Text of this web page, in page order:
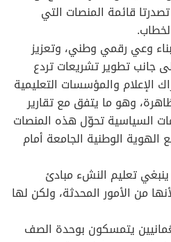
قائمة المنصات التي
وعي رقمي وطني، وتعزيز
جانب تطوير تشريعات تردع
الإعلام والمؤسسات التعليمية
وهو ما يتفق مع تقارير
السياسية تحوّل هذه المنصات
الوطنية الجامعة أمام
تعليم النشء مبادئ
من الأمور المحدثة، ولكن لها
يتمسكون بوحدة الصف